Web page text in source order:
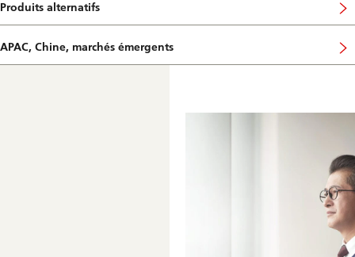
Produits alternatifs
APAC, Chine, marchés émergents